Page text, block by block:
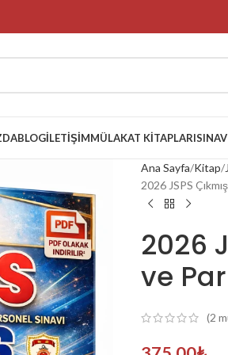
BLOGİLETIŞIMMÜLAKAT KITAPLARI
Ana Sayfa Kitap
2026 JSPS
2026
ve
(2